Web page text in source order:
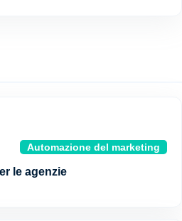
Automazione del marketing
le agenzie